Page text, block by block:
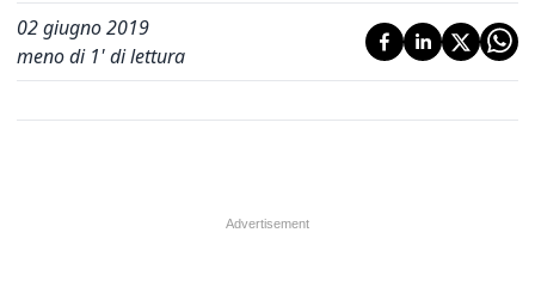
02 giugno 2019
meno di 1' di lettura